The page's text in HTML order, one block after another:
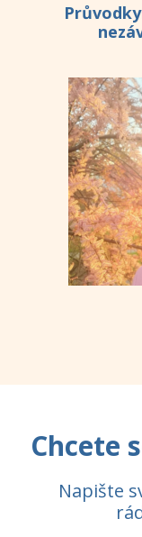
Chcete
Napište